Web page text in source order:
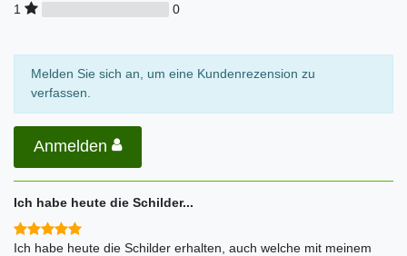
1
0
Melden Sie sich an, um eine Kundenrezension zu
verfassen.
Anmelden
Ich habe heute die Schilder...
Ich habe heute die Schilder erhalten, auch welche mit meinem